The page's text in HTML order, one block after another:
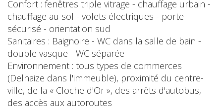
Confort : fenêtres triple vitrage - chauffage urbain -
chauffage au sol - volets électriques - porte
sécurisé - orientation sud
Sanitaires : Baignoire - WC dans la salle de bain -
double vasque - WC séparée
Environnement : tous types de commerces
(Delhaize dans l'immeuble), proximité du centre-
ville, de la « Cloche d'Or », des arrêts d'autobus,
des accès aux autoroutes